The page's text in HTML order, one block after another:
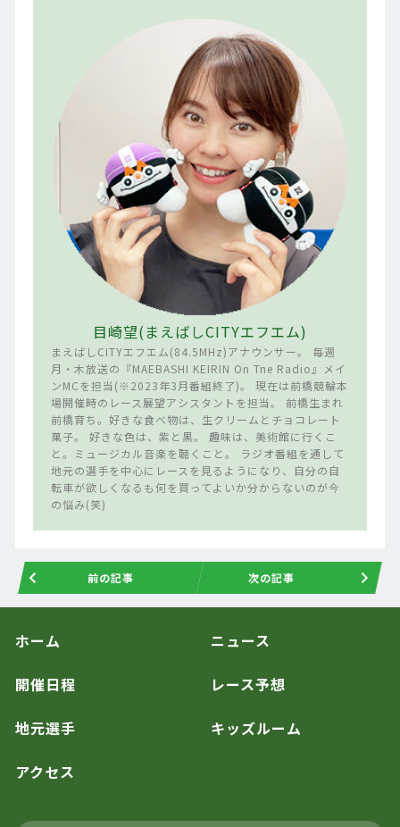
目崎望(まえばしCITYエフエム)
まえばしCITYエフエム(84.5MHz)アナウンサー。 毎週
月・木放送の『MAEBASHI KEIRIN On Tne Radio』メイ
ンMCを担当(※2023年3月番組終了)。 現在は前橋競輪本
場開催時のレース展望アシスタントを担当。 前橋生まれ
前橋育ち。好きな食べ物は、生クリームとチョコレート
菓子。 好きな色は、紫と黒。 趣味は、美術館に行くこ
と。ミュージカル音楽を聴くこと。 ラジオ番組を通して
地元の選手を中心にレースを見るようになり、自分の自
転車が欲しくなるも何を買ってよいか分からないのが今
の悩み(笑)
前の記事 次の記事
ホーム ニュース
開催日程 レース予想
地元選手 キッズルーム
アクセス